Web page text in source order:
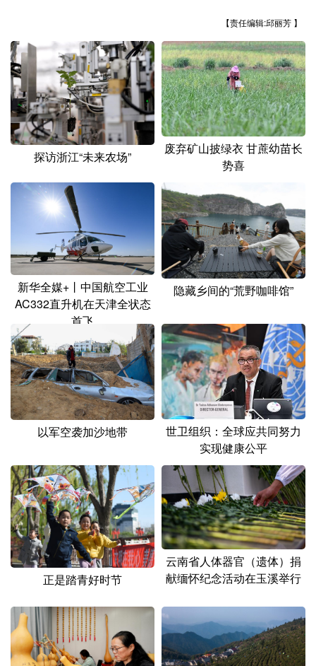
广东 广西 海南 重庆
四川 贵州 云南 西藏
陕西 甘肃 青海 宁夏
新疆 内蒙古 黑龙江
多语种频道
English Español Français عربى
日本語 한국어
Deutsch Português
【责任编辑:邱丽芳 】
探访浙江“未来农场”
废弃矿山披绿衣 甘蔗幼苗长
势喜
新华全媒+丨中国航空工业
AC332直升机在天津全状态
首飞
隐藏乡间的“荒野咖啡馆”
以军空袭加沙地带
世卫组织：全球应共同努力
实现健康公平
正是踏青好时节
云南省人体器官（遗体）捐
献缅怀纪念活动在玉溪举行